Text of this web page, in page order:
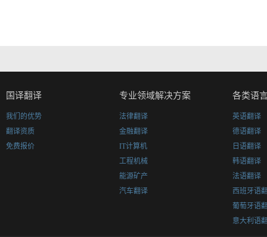
国译翻译
我们的优势
翻译资质
免费报价
专业领域解决方案
法律翻译
金融翻译
IT计算机
工程机械
能源矿产
汽车翻译
各类语
英语翻译
德语翻译
日语翻译
韩语翻译
法语翻译
西班牙语
葡萄牙语
意大利语